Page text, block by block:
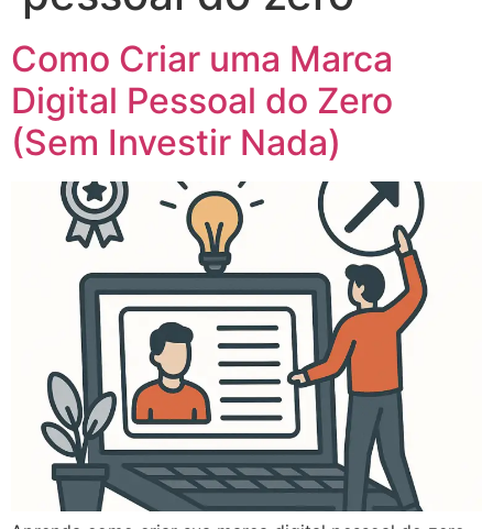
Como Criar uma Marca
Digital Pessoal do Zero
(Sem Investir Nada)